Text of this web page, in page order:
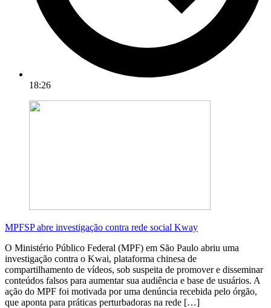
18:26
MPFSP abre investigação contra rede social Kway
O Ministério Público Federal (MPF) em São Paulo abriu uma
investigação contra o Kwai, plataforma chinesa de
compartilhamento de vídeos, sob suspeita de promover e disseminar
conteúdos falsos para aumentar sua audiência e base de usuários. A
ação do MPF foi motivada por uma denúncia recebida pelo órgão,
que aponta para práticas perturbadoras na rede […]